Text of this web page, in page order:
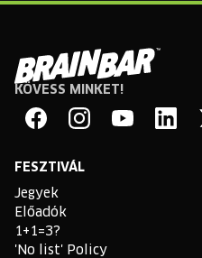
Brain
Bar
KÖVESS MINKET!
FESZTIVÁL
Jegyek
Előadók
1+1=3?
'No list' Policy